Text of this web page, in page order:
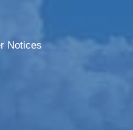
Notices